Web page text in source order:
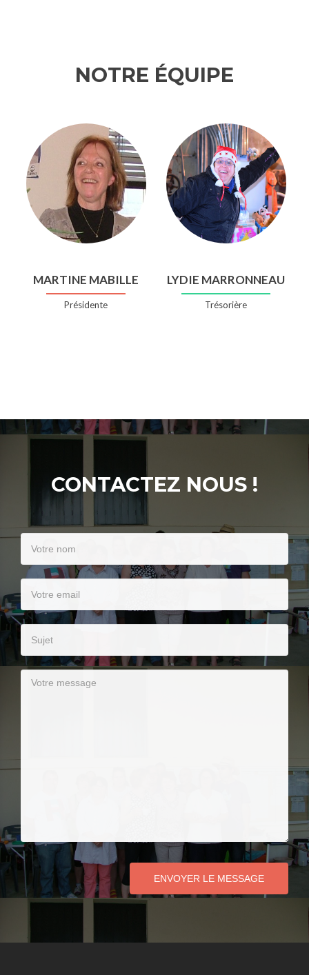
NOTRE ÉQUIPE
MARTINE MABILLE
Présidente
LYDIE MARRONNEAU
Trésorière
CONTACTEZ NOUS !
ENVOYER LE MESSAGE